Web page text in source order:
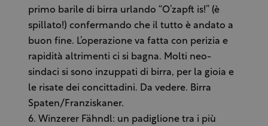
primo barile di birra urlando “O’zapft is!” (è
spillato!) confermando che il tutto è andato a
buon fine. L’operazione va fatta con perizia e
rapidità altrimenti ci si bagna. Molti neo-
sindaci si sono inzuppati di birra, per la gioia e
le risate dei concittadini. Da vedere. Birra
Spaten/Franziskaner.
6. Winzerer Fähndl: un padiglione tra i più